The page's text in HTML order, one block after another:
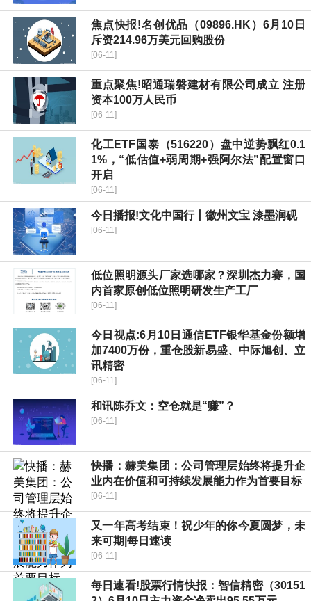
焦点快报!名创优品（09896.HK）6月10日
斥资214.96万美元回购股份
[06-11]
重点聚焦!昭通瑞磐建材有限公司成立 注册
资本100万人民币
[06-11]
化工ETF国泰（516220）盘中逆势飘红0.1
1%，“低估值+弱周期+强阿尔法”配置窗口
开启
[06-11]
今日播报!文化中国行丨徽州文宝 漆墨润砚
[06-11]
低位照明源头厂家选哪家？深圳杰力赛，国
内首家原创低位照明研发生产工厂
[06-11]
今日视点:6月10日通信ETF银华基金份额增
加7400万份，重仓股新易盛、中际旭创、立
讯精密
[06-11]
和讯陈乔文：空仓就是“赚”？
[06-11]
快播：赫美集团：公司管理层始终将提升企
业内在价值和可持续发展能力作为首要目标
[06-11]
又一年高考结束！祝少年的你今夏圆梦，未
来可期|每日速读
[06-11]
每日速看!股票行情快报：智信精密（30151